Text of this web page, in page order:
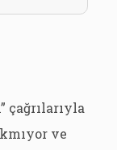
çağrılarıyla
ve